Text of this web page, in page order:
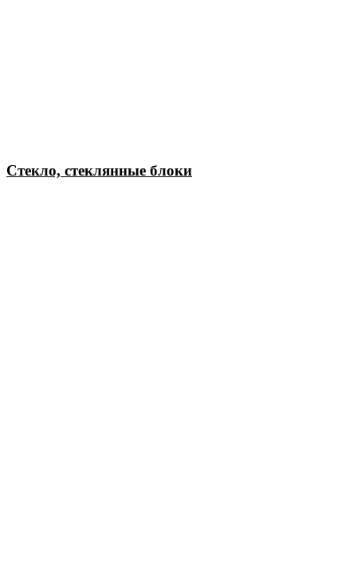
Стекло, стеклянные блоки